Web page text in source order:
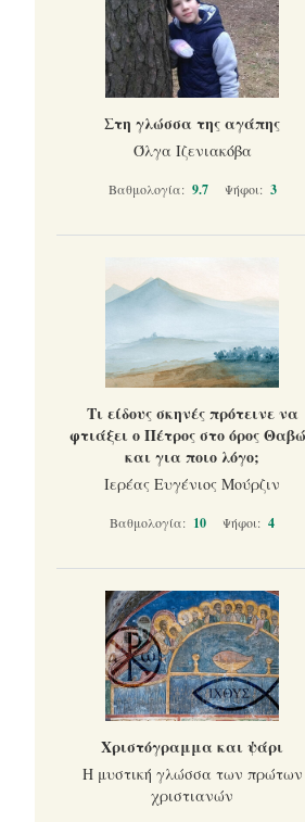
Στη γλώσσα της αγάπης
Όλγα Ιζενιακόβα
Βαθμολογία: 9.7 Ψήφοι: 3
Τι είδους σκηνές πρότεινε να
φτιάξει ο Πέτρος στο όρος
και για ποιο λόγο;
Ιερέας Ευγένιος Μούρζιν
Βαθμολογία: 10 Ψήφοι: 4
Χριστόγραμμα και ψάρι
Η μυστική γλώσσα των πρώτων
χριστιανών